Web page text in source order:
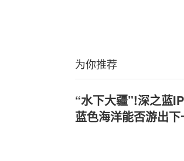
为你推荐
“水下大疆”!深之蓝
蓝色海洋能否游出